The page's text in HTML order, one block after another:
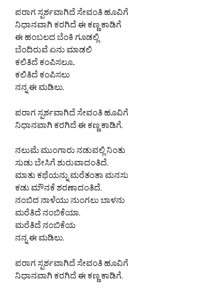
ಪರಾಗ ಸ್ಪರ್ಶವಾಗಿದೆ ಸೇವಂತಿ ಹೂವಿಗೆ
ನಿಧಾನವಾಗಿ ಕರಗಿದೆ ಈ ಕಣ್ಣ ಕಾಡಿಗೆ
ಈ ಹಂಬಲದ ಬೆಂಕಿ ಗೂಡಲ್ಲಿ
ಬೆಂದಿರುವೆ ಏನು ಮಾಡಲಿ
ಕಲಿತಿದೆ ಕಂಪಿಸಲೂ..
ಕಲಿತಿದೆ ಕಂಪಿಸಲು
ನನ್ನ ಈ ಮಡಿಲು.
ಪರಾಗ ಸ್ಪರ್ಶವಾಗಿದೆ ಸೇವಂತಿ ಹೂವಿಗೆ
ನಿಧಾನವಾಗಿ ಕರಗಿದೆ ಈ ಕಣ್ಣ ಕಾಡಿಗೆ.
ನಲುಮೆ ಮುಂಗಾರು ನಡುವಲ್ಲಿ ನಿಂತು
ಸುಡು ಬೇಸಿಗೆ ಶುರುವಾದಂತಿದೆ.
ಮಾತು ಕಥೆಯನ್ನು ಮರೆತಂತಾ ಮನಸು
ಕಡು ಮೌನಕೆ ಶರಣಾದಂತಿದೆ.
ನಂಬಿದ ನಾಳೆಯು ನುಂಗಲು ಬಾಳನು
ಮರೆತಿದೆ ನಂಬಿಕೆಯಾ.
ಮರೆತಿದೆ ನಂಬಿಕೆಯ
ನನ್ನ ಈ ಮಡಿಲು.
ಪರಾಗ ಸ್ಪರ್ಶವಾಗಿದೆ ಸೇವಂತಿ ಹೂವಿಗೆ
ನಿಧಾನವಾಗಿ ಕರಗಿದೆ ಈ ಕಣ್ಣ ಕಾಡಿಗೆ.